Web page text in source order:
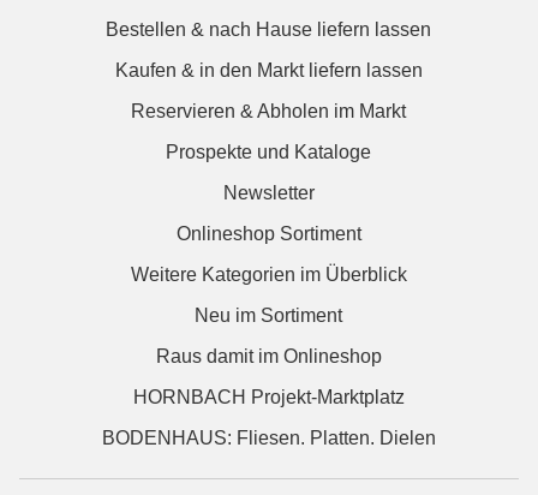
Bestellen & nach Hause liefern lassen
Kaufen & in den Markt liefern lassen
Reservieren & Abholen im Markt
Prospekte und Kataloge
Newsletter
Onlineshop Sortiment
Weitere Kategorien im Überblick
Neu im Sortiment
Raus damit im Onlineshop
HORNBACH Projekt-Marktplatz
BODENHAUS: Fliesen. Platten. Dielen